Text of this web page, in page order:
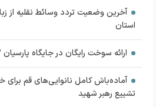
آخرین وضعیت تردد وسائط نقلیه از
استان
ارائه سوخت رایگان در جایگاه پارسیان ۲ قم
آماده‌باش کامل نانوایی‌های قم
تشییع رهبر شهید